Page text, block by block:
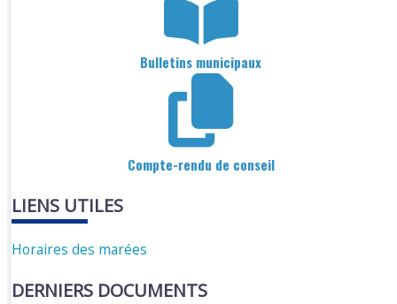
Bulletins municipaux
Compte-rendu de conseil
LIENS UTILES
Horaires des marées
DERNIERS DOCUMENTS